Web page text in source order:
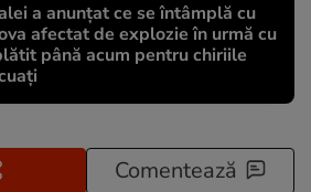
a anunțat ce se întâmplă cu
afectat de explozie în urmă cu
până acum pentru chiriile
Comentează